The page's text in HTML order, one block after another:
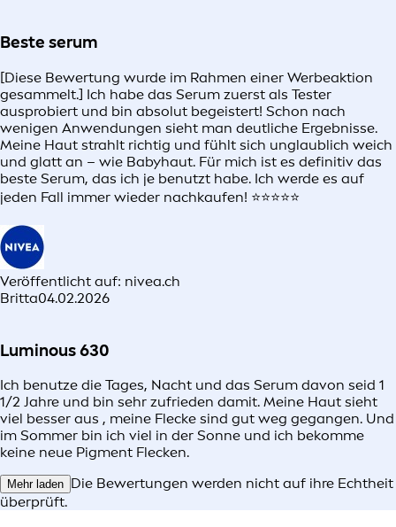
Beste serum
[Diese Bewertung wurde im Rahmen einer Werbeaktion
gesammelt.] Ich habe das Serum zuerst als Tester
ausprobiert und bin absolut begeistert! Schon nach
wenigen Anwendungen sieht man deutliche Ergebnisse.
Meine Haut strahlt richtig und fühlt sich unglaublich weich
und glatt an – wie Babyhaut. Für mich ist es definitiv das
beste Serum, das ich je benutzt habe. Ich werde es auf
jeden Fall immer wieder nachkaufen! ⭐⭐⭐⭐⭐
Veröffentlicht auf: nivea.ch
Britta04.02.2026
Luminous 630
Ich benutze die Tages, Nacht und das Serum davon seid 1
1/2 Jahre und bin sehr zufrieden damit. Meine Haut sieht
viel besser aus , meine Flecke sind gut weg gegangen. Und
im Sommer bin ich viel in der Sonne und ich bekomme
keine neue Pigment Flecken.
Mehr laden Die Bewertungen werden nicht auf ihre Echtheit
überprüft.